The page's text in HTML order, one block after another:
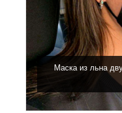
Маска из льна